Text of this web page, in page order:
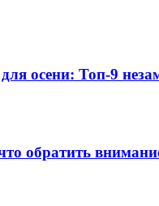
осени: Топ-9
обратить